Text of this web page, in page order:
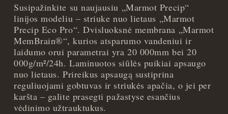
ECO
PRO
JKT
-
Smėlio
-
XL
quantity
Susipažinkite su naujausiu „Marmot Precip“
linijos modeliu – striuke nuo lietaus „Marmot
Precip Eco Pro“. Dvisluoksnė membrana „Marmot
MemBrain®“, kurios atsparumo vandeniui ir
laidumo orui parametrai yra 20 000mm bei 20
000g/m²/24h. Laminuotos siūlės puikiai apsaugo
nuo lietaus. Prireikus apsaugą sustiprina
reguliuojami gobtuvas ir striukės apačia, o jei per
karšta – galite prasegti pažastyse esančius
vėdinimo užtrauktukus.